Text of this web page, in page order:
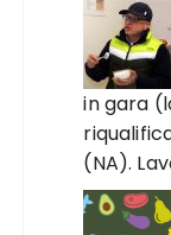
in gara
(NA).